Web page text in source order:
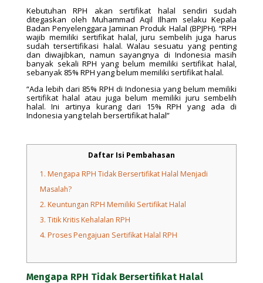
Kebutuhan RPH akan sertifikat halal sendiri sudah
ditegaskan oleh Muhammad Aqil Ilham selaku Kepala
Badan Penyelenggara Jaminan Produk Halal (BPJPH). “RPH
wajib memiliki sertifikat halal, juru sembelih juga harus
sudah tersertifikasi halal. Walau sesuatu yang penting
dan diwajibkan, namun sayangnya di Indonesia masih
banyak sekali RPH yang belum memiliki sertifikat halal,
sebanyak 85% RPH yang belum memiliki sertifikat halal.
“Ada lebih dari 85% RPH di Indonesia yang belum memiliki
sertifikat halal atau juga belum memiliki juru sembelih
halal. Ini artinya kurang dari 15% RPH yang ada di
Indonesia yang telah bersertifikat halal”
Daftar Isi Pembahasan
1. Mengapa RPH Tidak Bersertifikat Halal Menjadi
Masalah?
2. Keuntungan RPH Memiliki Sertifikat Halal
3. Titik Kritis Kehalalan RPH
4. Proses Pengajuan Sertifikat Halal RPH
Mengapa RPH Tidak Bersertifikat Halal